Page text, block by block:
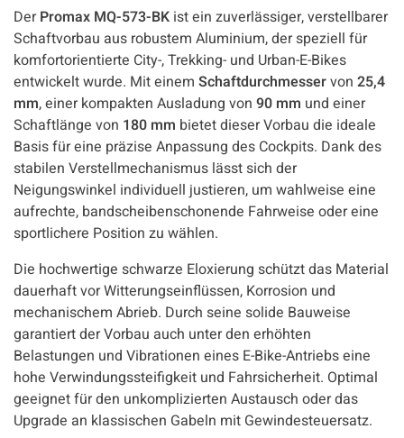
DerPromax MQ-573-BK ist ein zuverlässiger, verstellbarer
Schaftvorbau aus robustem Aluminium, der speziell für
komfortorientierte City-, Trekking- und Urban-E-Bikes
entwickelt wurde. Mit einem Schaftdurchmesservon 25,4
mm, einer kompakten Ausladung von 90 mm und einer
Schaftlänge von 180 mm bietet dieser Vorbau die ideale
Basis für eine präzise Anpassung des Cockpits. Dank des
stabilen Verstellmechanismus lässt sich der
Neigungswinkel individuell justieren, um wahlweise eine
aufrechte, bandscheibenschonende Fahrweise oder eine
sportlichere Position zu wählen.
Die hochwertige schwarze Eloxierung schützt das Material
dauerhaft vor Witterungseinflüssen, Korrosion und
mechanischem Abrieb. Durch seine solide Bauweise
garantiert der Vorbau auch unter den erhöhten
Belastungen und Vibrationen eines E-Bike-Antriebs eine
hohe Verwindungssteifigkeit und Fahrsicherheit. Optimal
geeignet für den unkomplizierten Austausch oder das
Upgrade an klassischen Gabeln mit Gewindesteuersatz.